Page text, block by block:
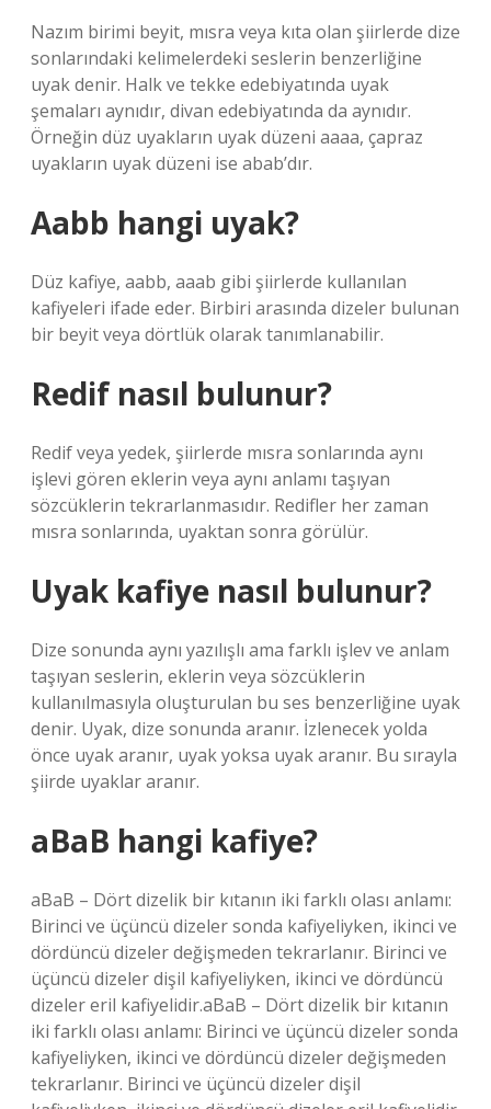
Nazım birimi beyit, mısra veya kıta olan şiirlerde dize
sonlarındaki kelimelerdeki seslerin benzerliğine
uyak denir. Halk ve tekke edebiyatında uyak
şemaları aynıdır, divan edebiyatında da aynıdır.
Örneğin düz uyakların uyak düzeni aaaa, çapraz
uyakların uyak düzeni ise abab’dır.
Aabb hangi uyak?
Düz kafiye, aabb, aaab gibi şiirlerde kullanılan
kafiyeleri ifade eder. Birbiri arasında dizeler bulunan
bir beyit veya dörtlük olarak tanımlanabilir.
Redif nasıl bulunur?
Redif veya yedek, şiirlerde mısra sonlarında aynı
işlevi gören eklerin veya aynı anlamı taşıyan
sözcüklerin tekrarlanmasıdır. Redifler her zaman
mısra sonlarında, uyaktan sonra görülür.
Uyak kafiye nasıl bulunur?
Dize sonunda aynı yazılışlı ama farklı işlev ve anlam
taşıyan seslerin, eklerin veya sözcüklerin
kullanılmasıyla oluşturulan bu ses benzerliğine uyak
denir. Uyak, dize sonunda aranır. İzlenecek yolda
önce uyak aranır, uyak yoksa uyak aranır. Bu sırayla
şiirde uyaklar aranır.
aBaB hangi kafiye?
aBaB – Dört dizelik bir kıtanın iki farklı olası anlamı:
Birinci ve üçüncü dizeler sonda kafiyeliyken, ikinci ve
dördüncü dizeler değişmeden tekrarlanır. Birinci ve
üçüncü dizeler dişil kafiyeliyken, ikinci ve dördüncü
dizeler eril kafiyelidir.aBaB – Dört dizelik bir kıtanın
iki farklı olası anlamı: Birinci ve üçüncü dizeler sonda
kafiyeliyken, ikinci ve dördüncü dizeler değişmeden
tekrarlanır. Birinci ve üçüncü dizeler dişil